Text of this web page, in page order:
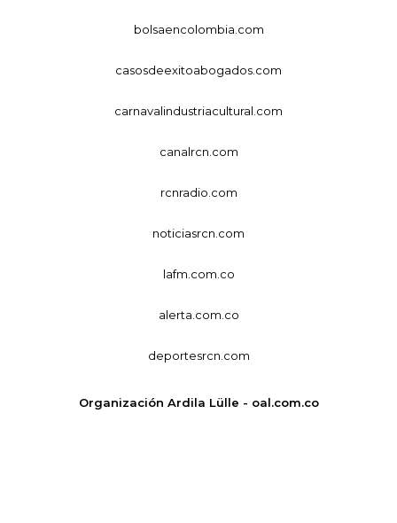
bolsaencolombia.com
casosdeexitoabogados.com
carnavalindustriacultural.com
canalrcn.com
rcnradio.com
noticiasrcn.com
lafm.com.co
alerta.com.co
deportesrcn.com
Organización Ardila Lülle - oal.com.co